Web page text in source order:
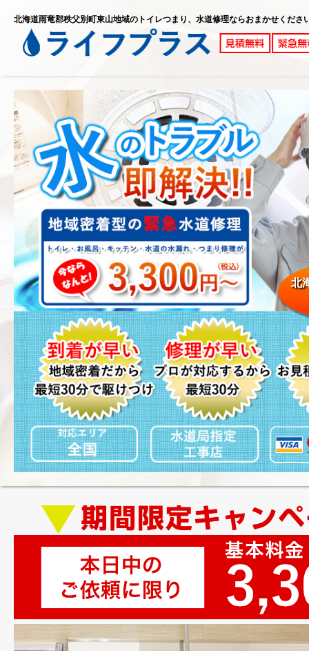
北海道雨竜郡秩父別町東山地域のトイレつまり、水道修理ならおまかせくださ
北